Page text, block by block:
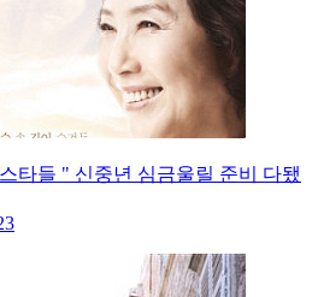
타들 " 신중년 심금울릴 준비 다됐